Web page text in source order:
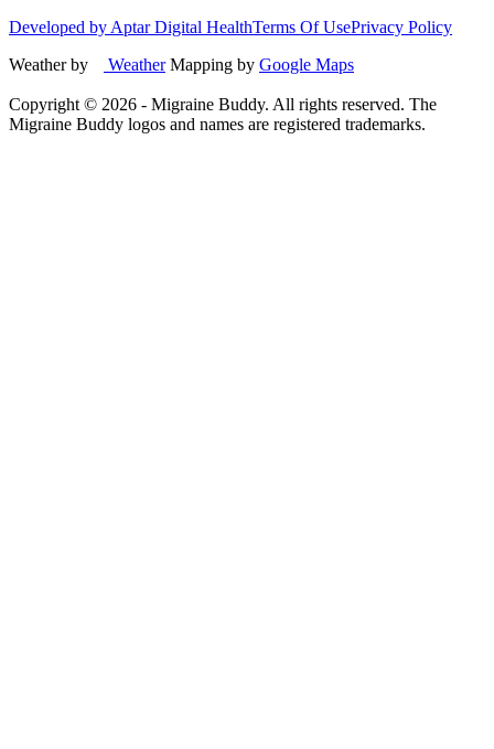
Developed by Aptar Digital HealthTerms Of UsePrivacy Policy
Weather by
WeatherMapping by Google Maps
Copyright © 2026 - Migraine Buddy. All rights reserved. The
Migraine Buddy logos and names are registered trademarks.